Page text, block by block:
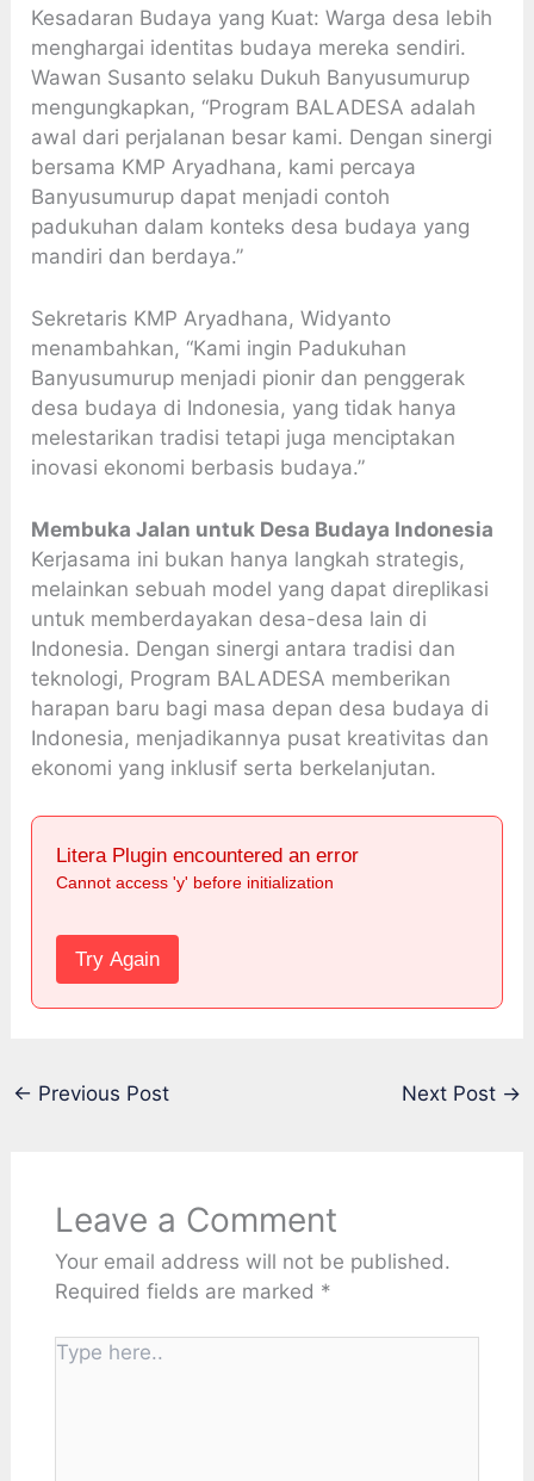
Kesadaran Budaya yang Kuat: Warga desa lebih
menghargai identitas budaya mereka sendiri.
Wawan Susanto selaku Dukuh Banyusumurup
mengungkapkan, “Program BALADESA adalah
awal dari perjalanan besar kami. Dengan sinergi
bersama KMP Aryadhana, kami percaya
Banyusumurup dapat menjadi contoh
padukuhan dalam konteks desa budaya yang
mandiri dan berdaya.”
Sekretaris KMP Aryadhana, Widyanto
menambahkan, “Kami ingin Padukuhan
Banyusumurup menjadi pionir dan penggerak
desa budaya di Indonesia, yang tidak hanya
melestarikan tradisi tetapi juga menciptakan
inovasi ekonomi berbasis budaya.”
Membuka Jalan untuk Desa Budaya Indonesia
Kerjasama ini bukan hanya langkah strategis,
melainkan sebuah model yang dapat direplikasi
untuk memberdayakan desa-desa lain di
Indonesia. Dengan sinergi antara tradisi dan
teknologi, Program BALADESA memberikan
harapan baru bagi masa depan desa budaya di
Indonesia, menjadikannya pusat kreativitas dan
ekonomi yang inklusif serta berkelanjutan.
Litera Plugin encountered an error
Cannot access 'y' before initialization
Try Again
← Previous Post Next Post →
Leave a Comment
Your email address will not be published.
Required fields are marked *
Type